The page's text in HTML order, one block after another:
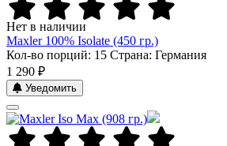
Нет в наличии
Maxler 100% Isolate (450 гр.)
Кол-во порций: 15 Страна: Германия
1 290 ₽
Уведомить